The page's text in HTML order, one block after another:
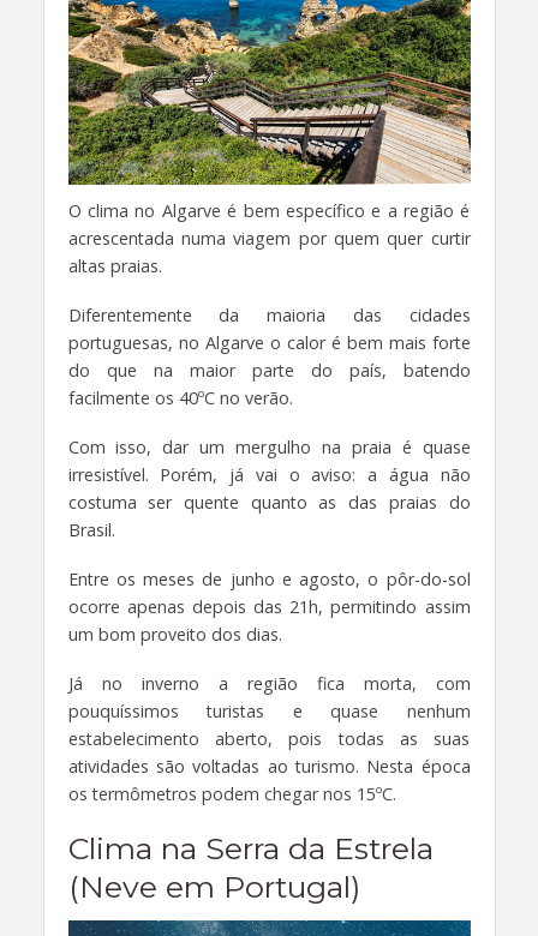
O clima no Algarve é bem específico e a região é
acrescentada numa viagem por quem quer curtir
altas praias.
Diferentemente da maioria das cidades
portuguesas, no Algarve o calor é bem mais forte
do que na maior parte do país, batendo
facilmente os 40ºC no verão.
Com isso, dar um mergulho na praia é quase
irresistível. Porém, já vai o aviso: a água não
costuma ser quente quanto as das praias do
Brasil.
Entre os meses de junho e agosto, o pôr-do-sol
ocorre apenas depois das 21h, permitindo assim
um bom proveito dos dias.
Já no inverno a região fica morta, com
pouquíssimos turistas e quase nenhum
estabelecimento aberto, pois todas as suas
atividades são voltadas ao turismo. Nesta época
os termômetros podem chegar nos 15ºC.
Clima na Serra da Estrela
(Neve em Portugal)